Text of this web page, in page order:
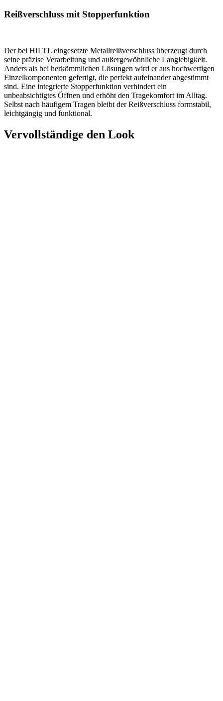
Reißverschluss mit Stopperfunktion
Der bei HILTL eingesetzte Metallreißverschluss überzeugt durch
seine präzise Verarbeitung und außergewöhnliche Langlebigkeit.
Anders als bei herkömmlichen Lösungen wird er aus hochwertigen
Einzelkomponenten gefertigt, die perfekt aufeinander abgestimmt
sind. Eine integrierte Stopperfunktion verhindert ein
unbeabsichtigtes Öffnen und erhöht den Tragekomfort im Alltag.
Selbst nach häufigem Tragen bleibt der Reißverschluss formstabil,
leichtgängig und funktional.
Vervollständige den Look